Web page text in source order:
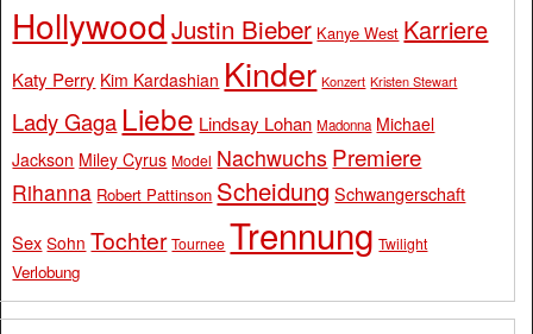
Hollywood Justin Bieber Kanye West Karriere
Katy Perry Kim Kardashian Kinder Konzert Kristen Stewart
Lady Gaga Liebe Lindsay Lohan Madonna Michael
Jackson Miley Cyrus Model Nachwuchs Premiere
Rihanna Robert Pattinson Scheidung Schwangerschaft
Sex Sohn Tochter Tournee Trennung Twilight
Verlobung